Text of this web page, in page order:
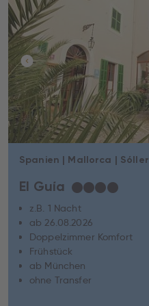
Spanien | Mallorca | Sóller
El Guía ★★★★
z.B. 1 Nacht
ab 26.08.2026
Doppelzimmer Komfort
Frühstück
ab München
ohne Transfer